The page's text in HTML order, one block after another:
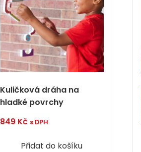
Kuličková dráha na
hladké povrchy
849 Kč s DPH
Přidat do košíku